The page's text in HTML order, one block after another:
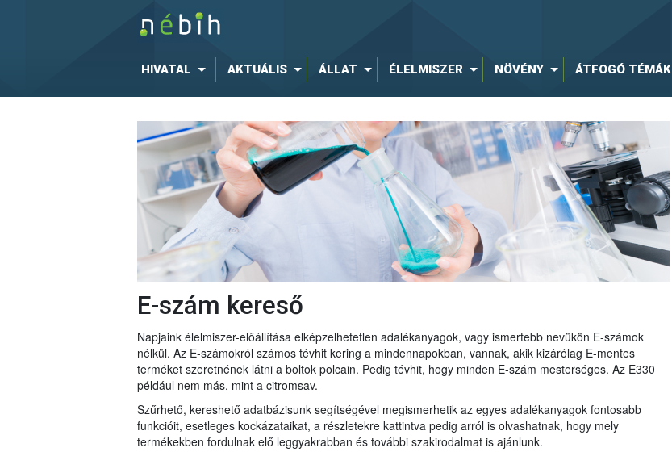
HIVATAL AKTUÁLIS ÁLLAT ÉLELMISZER NÖVÉNY ÁTFOGÓ TÉMÁK
E-szám kereső
Napjaink élelmiszer-előállítása elképzelhetetlen adalékanyagok, vagy ismertebb nevükön E-számok
nélkül. Az E-számokról számos tévhit kering a mindennapokban, vannak, akik kizárólag E-mentes
terméket szeretnének látni a boltok polcain. Pedig tévhit, hogy minden E-szám mesterséges. Az E330
például nem más, mint a citromsav.
Szűrhető, kereshető adatbázisunk segítségével megismerhetik az egyes adalékanyagok fontosabb
funkcióit, esetleges kockázataikat, a részletekre kattintva pedig arról is olvashatnak, hogy mely
termékekben fordulnak elő leggyakrabban és további szakirodalmat is ajánlunk.